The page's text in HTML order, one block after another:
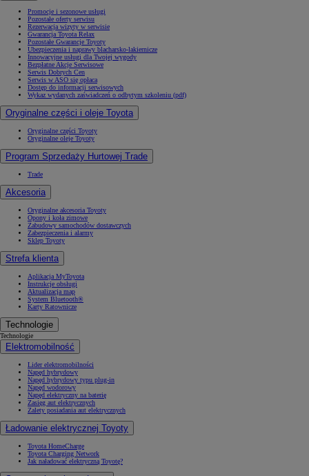
Promocje i sezonowe usługi
Pozostałe oferty serwisu
Rezerwacja wizyty w serwisie
Gwarancja Toyota Relax
Pozostałe Gwarancje Toyoty
Ubezpieczenia i naprawy blacharsko-lakiernicze
Innowacyjne usługi dla Twojej wygody
Bezpłatne Akcje Serwisowe
Serwis Dobrych Cen
Serwis w ASO się opłaca
Dostęp do informacji serwisowych
Wykaz wydanych zaświadczeń o odbytym szkoleniu (pdf)
Oryginalne części i oleje Toyota
Oryginalne części Toyoty
Oryginalne oleje Toyoty
Program Sprzedaży Hurtowej Trade
Trade
Akcesoria
Oryginalne akcesoria Toyoty
Opony i koła zimowe
Zabudowy samochodów dostawczych
Zabezpieczenia i alarmy
Sklep Toyoty
Strefa klienta
Aplikacja MyToyota
Instrukcje obsługi
Aktualizacja map
System Bluetooth®
Karty Ratownicze
Technologie
Technologie
Elektromobilność
Lider elektromobilności
Napęd hybrydowy
Napęd hybrydowy typu plug-in
Napęd wodorowy
Napęd elektryczny na baterię
Zasięg aut elektrycznych
Zalety posiadania aut elektrycznych
Ładowanie elektrycznej Toyoty
Toyota HomeCharge
Toyota Charging Network
Jak naładować elektryczną Toyotę?